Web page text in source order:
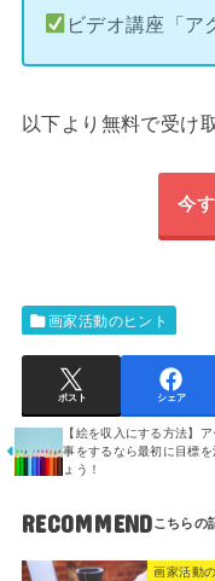
ビデオ講座「ア
以下より無料で受け
今
画家活動のヒント
ポスト シェア
【絵を収入にする方法】
事をするなら最初に目標を
ょう！
RECOMMEND
画家活動